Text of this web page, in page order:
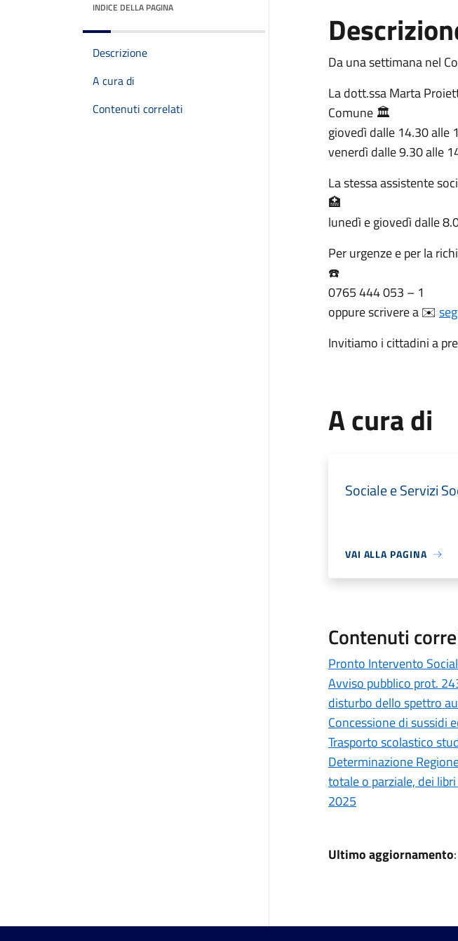
INDICE DELLA PAGINA
Descrizione
A cura di
Contenuti correlati
Da una settimana nel
La dott.ssa Marta
Comune 🏛️
giovedì dalle 14.30 alle
venerdì dalle 9.30 alle
La stessa assistente
🏥
lunedì e giovedì dalle
Per urgenze e per la
☎️
0765 444 053 – 1
oppure scrivere a ✉️
Invitiamo i cittadini a
A cura di
Sociale e Servizi
VAI ALLA PAGINA
Contenuti
Pronto Intervento
Avviso pubblico prot.
disturbo dello spettro
Concessione di sussidi
Trasporto scolastico
Determinazione
totale o parziale, dei
2025
Ultimo aggiornamento